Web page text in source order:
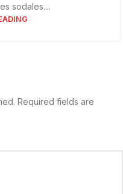
sodales....
Required fields are